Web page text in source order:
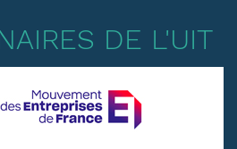
DE L'UIT